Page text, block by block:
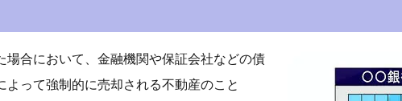
合において、金融機関や保証会社などの債
って強制的に売却される不動産のこと